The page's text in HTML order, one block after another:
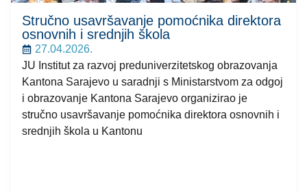
Stručno usavršavanje pomoćnika direktora
osnovnih i srednjih škola
27.04.2026.
JU Institut za razvoj preduniverzitetskog obrazovanja
Kantona Sarajevo u saradnji s Ministarstvom za odgoj
i obrazovanje Kantona Sarajevo organizirao je
stručno usavršavanje pomoćnika direktora osnovnih i
srednjih škola u Kantonu